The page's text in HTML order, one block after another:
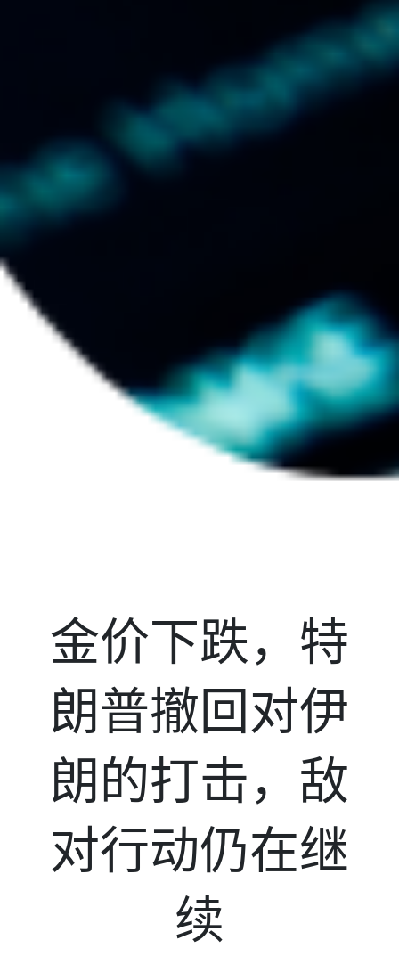
金价下跌，特
朗普撤回对伊
朗的打击，敌
对行动仍在继
续